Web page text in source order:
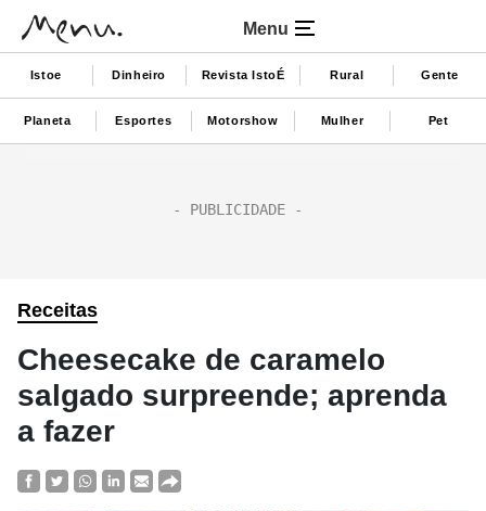
Menu
Istoe Dinheiro Revista IstoÉ Rural Gente
Planeta Esportes Motorshow Mulher Pet
Receitas
Cheesecake de caramelo
salgado surpreende; aprenda
a fazer